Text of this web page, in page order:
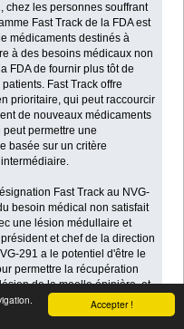
Accepter !
chez les personnes souffrant
Fast Track de la FDA est
médicaments destinés à
à des besoins médicaux non
FDA de fournir plus tôt de
Fast Track offre
prioritaire, qui peut raccourcir
de nouveaux médicaments
permettre une
basée sur un critère
Fast Track au NVG-
besoin médical non satisfait
une lésion médullaire et
et chef de la direction
291 a le potentiel d'être le
permettre la récupération
de la moelle épinière, et
étroite collaboration avec la
clinique dans le but